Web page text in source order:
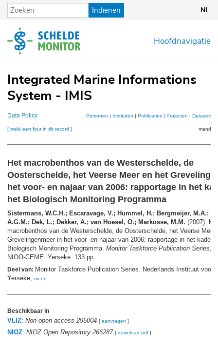
Overslaan
en
de
inhoud
Indienen NL
Hoofdnavigatie
Integrated Marine Informations
System - IMIS
Data Policy Personen | Instituten | Publicaties| Projecten | Datasets
[ meld een fout in dit record ] mandje
Het macrobenthos van de Westerschelde, de
Oosterschelde, het Veerse Meer en het
het voor- en najaar van 2006: rapportage in het
het Biologisch Monitoring Programma
Sistermans, W.C.H.; Escaravage, V.; Hummel, H.; Bergmeijer, M.A.;
A.G.M.; Dek, L.; Dekker, A.; van Hoesel, O.; Markusse, M.M. (2007). Het
macrobenthos van de Westerschelde, de Oosterschelde, het Veerse Meer
Grevelingenmeer in het voor- en najaar van 2006: rapportage in het kader
Biologisch Monitoring Programma. Monitor Taskforce Publication Series
NIOO-CEME: Yerseke. 133 pp.
Deel van: Monitor Taskforce Publication Series. Nederlands Instituut voor
Yerseke,
meer
Beschikbaar in
VLIZ: Non-open access 295004 [ aanvragen ]
NIOZ: NIOZ Open Repository 266287 [ download pdf ]